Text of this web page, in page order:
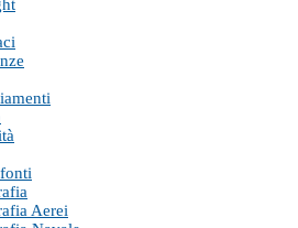
Aerei